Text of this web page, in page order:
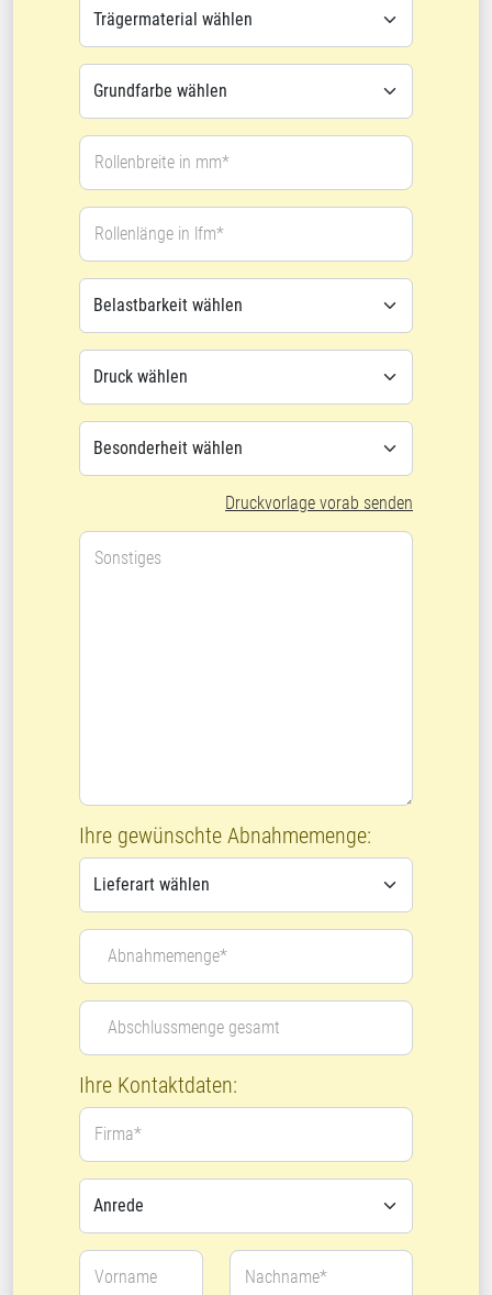
Rollenbreite in mm*
Rollenlänge in lfm*
Druckvorlage vorab senden
Sonstiges
Ihre gewünschte Abnahmemenge:
Abnahmemenge*
Abschlussmenge gesamt
Ihre Kontaktdaten:
Firma*
Vorname Nachname*